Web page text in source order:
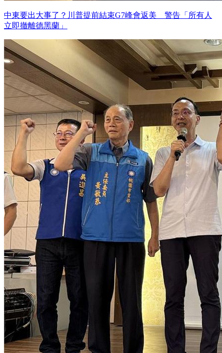
中東要出大事了？川普提前結束G7峰會返美 警告「所有人
立即撤離德黑蘭」